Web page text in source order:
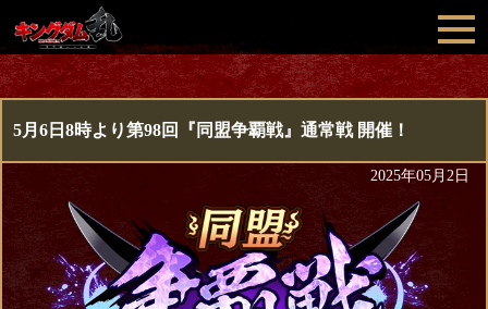
5月6日8時より第98回『同盟争覇戦』通常戦 開催！
2025年05月2日